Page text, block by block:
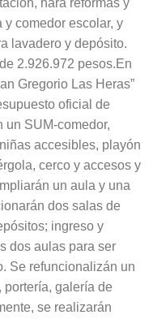
comedor escolar, y
lavadero y depósito.
2.926.972 pesos.En
Gregorio Las Heras”
oficial de
un SUM-comedor,
accesibles, playón
cerco y accesos y
un aula y una
dos salas de
ingreso y
dos aulas para ser
Se refuncionalizán un
galería de
se realizarán